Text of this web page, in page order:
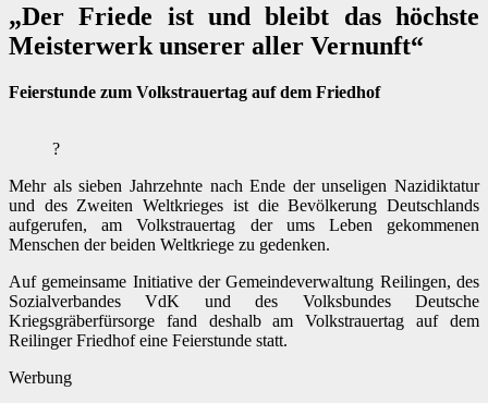
„Der Friede ist und bleibt das höchste
Meisterwerk unserer aller Vernunft“
Feierstunde zum Volkstrauertag auf dem Friedhof
?
Mehr als sieben Jahrzehnte nach Ende der unseligen Nazidiktatur
und des Zweiten Weltkrieges ist die Bevölkerung Deutschlands
aufgerufen, am Volkstrauertag der ums Leben gekommenen
Menschen der beiden Weltkriege zu gedenken.
Auf gemeinsame Initiative der Gemeindeverwaltung Reilingen, des
Sozialverbandes VdK und des Volksbundes Deutsche
Kriegsgräberfürsorge fand deshalb am Volkstrauertag auf dem
Reilinger Friedhof eine Feierstunde statt.
Werbung